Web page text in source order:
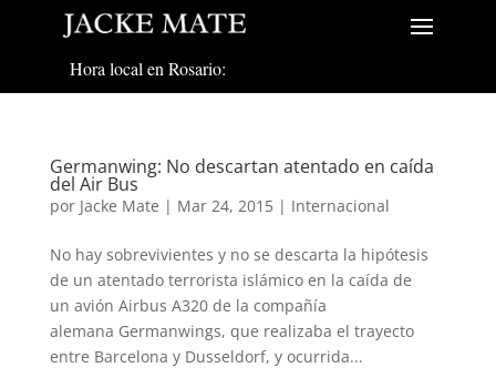
Hora local en Rosario:
Germanwing: No descartan atentado en caída
del Air Bus
por Jacke Mate | Mar 24, 2015| Internacional
No hay sobrevivientes y no se descarta la hipótesis
de un atentado terrorista islámico en la caída de
un avión Airbus A320 de la compañía
alemana Germanwings, que realizaba el trayecto
entre Barcelona y Dusseldorf, y ocurrida...